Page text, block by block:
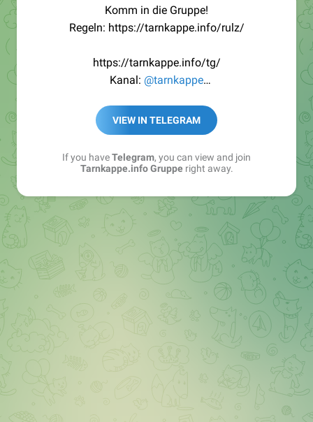
Komm in die Gruppe!
Regeln: https://tarnkappe.info/rulz/
https://tarnkappe.info/tg/
Kanal: @tarnkappe
Best of:@bestoftarnkappe
Kochen: https://t.me/+WSW5F1VcmhliMjk6
VIEW IN TELEGRAM
If you haveTelegram, you can view and join
Tarnkappe.info Grupperight away.